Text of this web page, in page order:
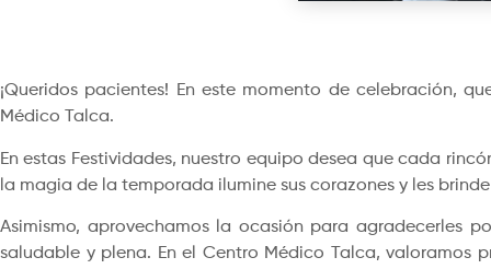
¡Queridos pacientes! En este momento de celebración,
Médico Talca.
En estas Festividades, nuestro equipo desea que cada
la magia de la temporada ilumine sus corazones y les
Asimismo, aprovechamos la ocasión para agradecerles
saludable y plena. En el Centro Médico Talca, valoramos